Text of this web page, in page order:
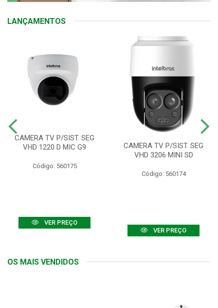
LANÇAMENTOS
CAMERA TV P/SIST. SEG
VHD 1220 D MIC G9
Código: 560175
VER PREÇO
CAMERA TV P/SIST. SEG
VHD 3206 MINI SD
Código: 560174
VER PREÇO
OS MAIS VENDIDOS